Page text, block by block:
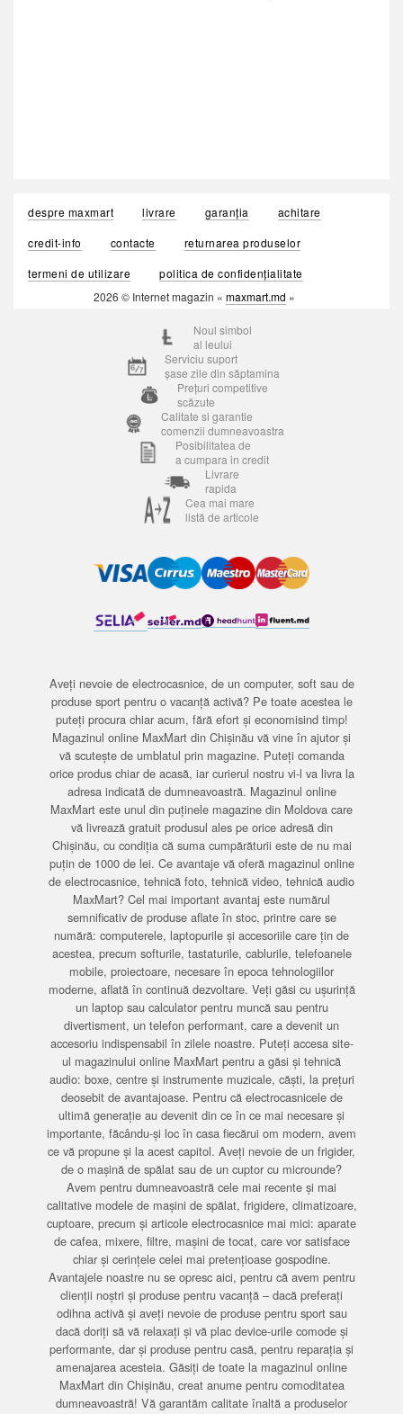
despre maxmart livrare garanția
achitare
credit-info
contacte
returnarea produselor
termeni de utilizare
politica de confidențialitate
2026 © Internet magazin « maxmart.md »
Noul simbol
al leului
Serviciu suport
șase zile din săptamina
Prețuri competitive
scăzute
Calitate si garantie
comenzii dumneavoastra
Posibilitatea de
a cumpara in credit
Livrare
rapida
Cea mai mare
listă de articole
Aveți nevoie de electrocasnice, de un computer, soft sau de
produse sport pentru o vacanță activă? Pe toate acestea le
puteți procura chiar acum, fără efort și economisind timp!
Magazinul online MaxMart din Chișinău vă vine în ajutor și
vă scutește de umblatul prin magazine. Puteți comanda
orice produs chiar de acasă, iar curierul nostru vi-l va livra la
adresa indicată de dumneavoastră. Magazinul online
MaxMart este unul din puținele magazine din Moldova care
vă livrează gratuit produsul ales pe orice adresă din
Chișinău, cu condiția că suma cumpărăturii este de nu mai
puțin de 1000 de lei. Ce avantaje vă oferă magazinul online
de electrocasnice, tehnică foto, tehnică video, tehnică audio
MaxMart? Cel mai important avantaj este numărul
semnificativ de produse aflate în stoc, printre care se
numără: computerele, laptopurile și accesoriile care țin de
acestea, precum softurile, tastaturile, cablurile, telefoanele
mobile, proiectoare, necesare în epoca tehnologiilor
moderne, aflată în continuă dezvoltare. Veți găsi cu ușurință
un laptop sau calculator pentru muncă sau pentru
divertisment, un telefon performant, care a devenit un
accesoriu indispensabil în zilele noastre. Puteți accesa site-
ul magazinului online MaxMart pentru a găsi și tehnică
audio: boxe, centre și instrumente muzicale, căști, la prețuri
deosebit de avantajoase. Pentru că electrocasnicele de
ultimă generație au devenit din ce în ce mai necesare și
importante, făcându-și loc în casa fiecărui om modern, avem
ce vă propune și la acest capitol. Aveți nevoie de un frigider,
de o mașină de spălat sau de un cuptor cu microunde?
Avem pentru dumneavoastră cele mai recente și mai
calitative modele de mașini de spălat, frigidere, climatizoare,
cuptoare, precum și articole electrocasnice mai mici: aparate
de cafea, mixere, filtre, mașini de tocat, care vor satisface
chiar și cerințele celei mai pretențioase gospodine.
Avantajele noastre nu se opresc aici, pentru că avem pentru
clienții noștri și produse pentru vacanță – dacă preferați
odihna activă și aveți nevoie de produse pentru sport sau
dacă doriți să vă relaxați și vă plac device-urile comode și
performante, dar și produse pentru casă, pentru reparația și
amenajarea acesteia. Găsiți de toate la magazinul online
MaxMart din Chișinău, creat anume pentru comoditatea
dumneavoastră! Vă garantăm calitate înaltă a produselor